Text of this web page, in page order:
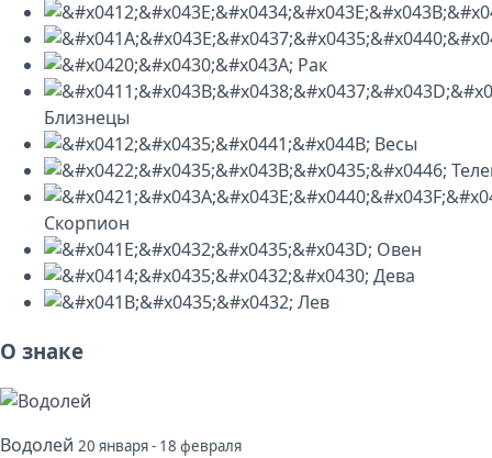
Рак
Близнецы
Весы
Скорпион
Овен
Дева
Лев
О знаке
Водолей 20 января - 18 февраля